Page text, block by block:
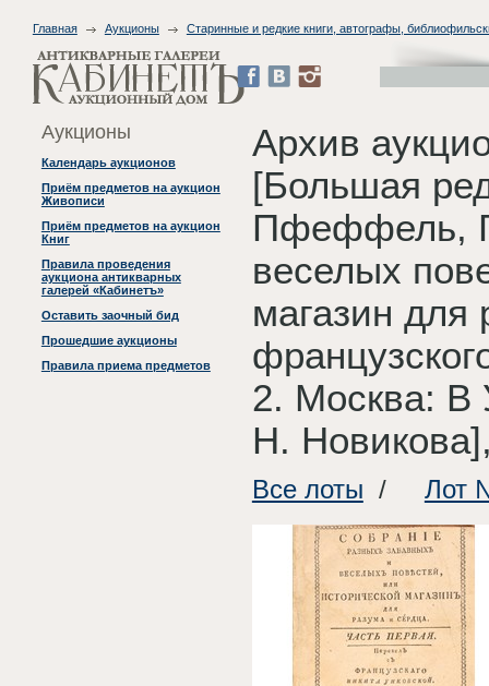
Главная Аукционы Старинные и редкие книги, автографы,
Аукционы
Календарь аукционов
Приём предметов на аукцион
Живописи
Приём предметов на аукцион
Книг
Правила проведения
аукциона антикварных
галерей «Кабинетъ»
Оставить заочный бид
Прошедшие аукционы
Правила приема предметов
Архив
[Большая
Пфеффель,
веселых
магазин для
2. Москва: В
Н.
Все лоты / Лот